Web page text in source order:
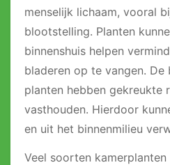
menselijk lichaam, vooral
blootstelling. Planten
binnenshuis helpen
bladeren op te vangen. De
planten hebben gekreukte
vasthouden. Hierdoor
en uit het binnenmilieu
Veel soorten